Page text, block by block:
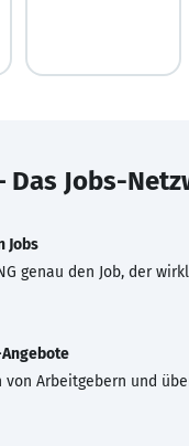
Das Jobs-
Jobs
genau den Job, der
von Arbeitgebern und